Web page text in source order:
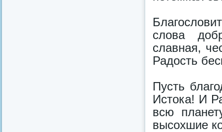
слова
славная,
Радость
Пусть
Истока! И
всю
высохшие